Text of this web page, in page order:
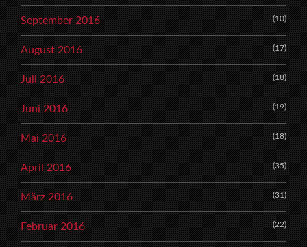
September 2016 (10)
August 2016 (17)
Juli 2016 (18)
Juni 2016 (19)
Mai 2016 (18)
April 2016 (35)
März 2016 (31)
Februar 2016 (22)